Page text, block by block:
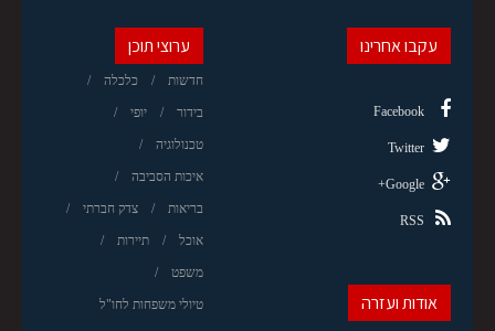
ערוצי תוכן
חדשות כלכלה
בידור יופי
טכנולוגיה
איכות הסביבה
בריאות צדק חברתי
אוכל תיירות
משפט
טיולי משפחות לחו"ל
עקבו אחרינו
Facebook
Twitter
Google+
RSS
אודות ועזרה